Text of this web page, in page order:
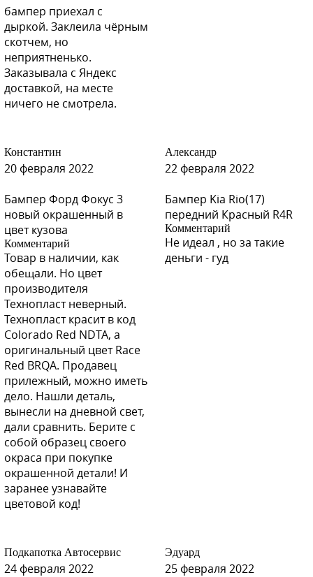
бампер приехал с
дыркой. Заклеила чёрным
скотчем, но
неприятненько.
Заказывала с Яндекс
доставкой, на месте
ничего не смотрела.
Константин
20 февраля 2022
Бампер Форд Фокус 3
новый окрашенный в
цвет кузова
Комментарий
Товар в наличии, как
обещали. Но цвет
производителя
Технопласт неверный.
Технопласт красит в код
Colorado Red NDTA, а
оригинальный цвет Race
Red BRQA. Продавец
прилежный, можно иметь
дело. Нашли деталь,
вынесли на дневной свет,
дали сравнить. Берите с
собой образец своего
окраса при покупке
окрашенной детали! И
заранее узнавайте
цветовой код!
Александр
22 февраля 2022
Бампер Kia Rio(17)
передний Красный R4R
Комментарий
Не идеал , но за такие
деньги - гуд
Подкапотка Автосервис
24 февраля 2022
Эдуард
25 февраля 2022